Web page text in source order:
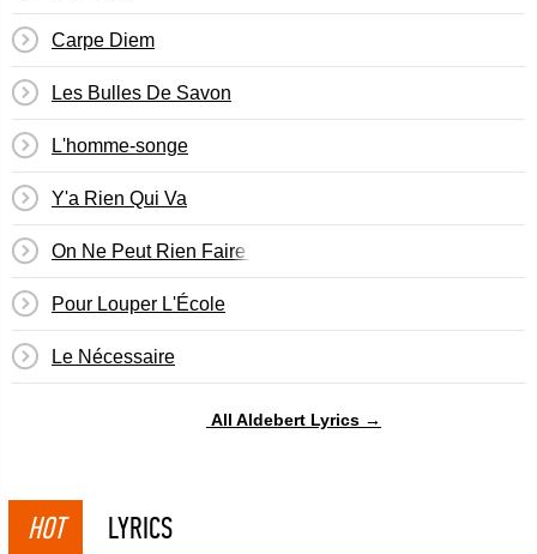
Carpe Diem
Les Bulles De Savon
L'homme-songe
Y'a Rien Qui Va
On Ne Peut Rien Faire Quand On Est Petit
Pour Louper L'École
Le Nécessaire
All Aldebert Lyrics →
HOT LYRICS